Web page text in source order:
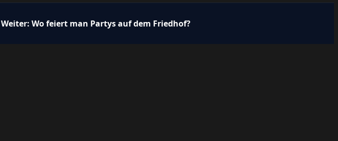
Weiter: Wo feiert man Partys auf dem Friedhof?